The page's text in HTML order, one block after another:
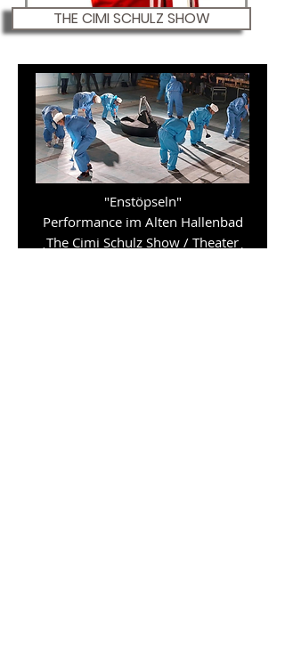
THE CIMI SCHULZ SHOW
"Enstöpseln"
Performance im Alten Hallenbad
The Cimi Schulz Show / Theater